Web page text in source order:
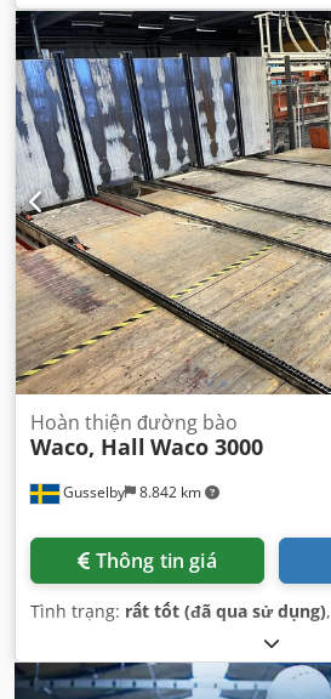
Gusselby 8.842 km
Hoàn thiện đường bào
Waco, Hall Waco 3000
Thông tin giá
Tình trạng: rất tốt (đã qua sử dụng),